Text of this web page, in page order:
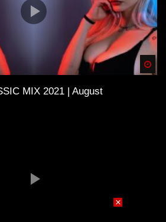
MIX 2021 | August
×